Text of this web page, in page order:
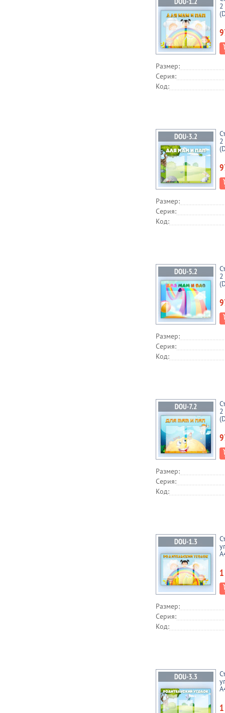
Размер:
Серия:
Код:
Размер:
Серия:
Код:
Размер:
Серия:
Код:
Размер:
Серия:
Код:
Размер:
Серия:
Код: